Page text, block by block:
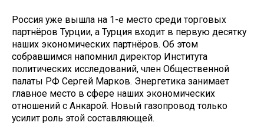
Россия уже вышла на 1-е место среди торговых
партнёров Турции, а Турция входит в первую десятку
наших экономических партнёров. Об этом
собравшимся напомнил директор Института
политических исследований, член Общественной
палаты РФ Сергей Марков. Энергетика занимает
главное место в сфере наших экономических
отношений с Анкарой. Новый газопровод только
усилит роль этой составляющей.